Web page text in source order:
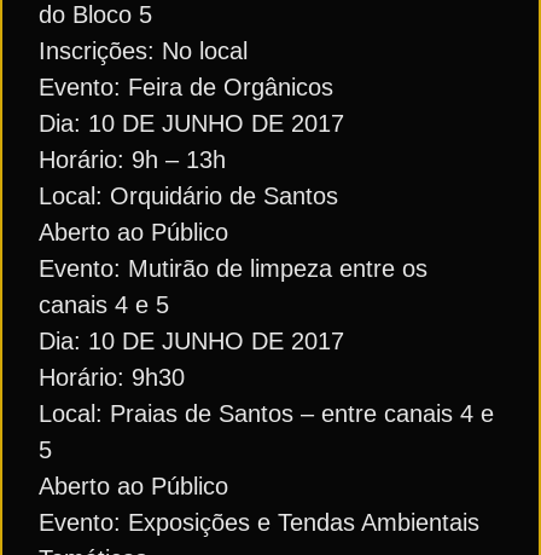
do Bloco 5
Inscrições: No local
Evento: Feira de Orgânicos
Dia: 10 DE JUNHO DE 2017
Horário: 9h – 13h
Local: Orquidário de Santos
Aberto ao Público
Evento: Mutirão de limpeza entre os
canais 4 e 5
Dia: 10 DE JUNHO DE 2017
Horário: 9h30
Local: Praias de Santos – entre canais 4 e
5
Aberto ao Público
Evento: Exposições e Tendas Ambientais